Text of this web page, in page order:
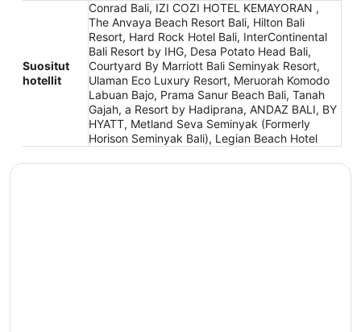
Suositut
hotellit
Conrad Bali, IZI COZI HOTEL KEMAYORAN ,
The Anvaya Beach Resort Bali, Hilton Bali
Resort, Hard Rock Hotel Bali, InterContinental
Bali Resort by IHG, Desa Potato Head Bali,
Courtyard By Marriott Bali Seminyak Resort,
Ulaman Eco Luxury Resort, Meruorah Komodo
Labuan Bajo, Prama Sanur Beach Bali, Tanah
Gajah, a Resort by Hadiprana, ANDAZ BALI, BY
HYATT, Metland Seva Seminyak (Formerly
Horison Seminyak Bali), Legian Beach Hotel